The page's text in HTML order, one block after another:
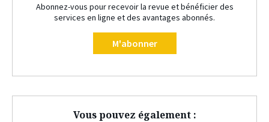
Abonnez-vous pour recevoir la revue et bénéficier des
services en ligne et des avantages abonnés.
M'abonner
Vous pouvez également :